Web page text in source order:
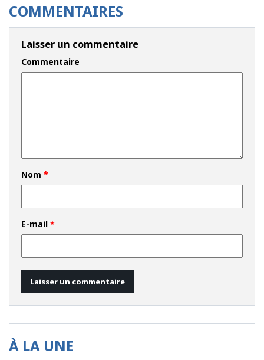
COMMENTAIRES
Laisser un commentaire
Commentaire
Nom *
E-mail *
À LA UNE